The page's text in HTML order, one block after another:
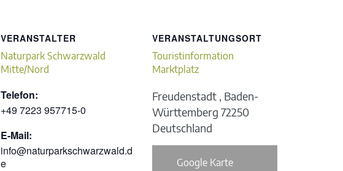
VERANSTALTER
Naturpark Schwarzwald
Mitte/Nord
Telefon:
+49 7223 957715-0
E-Mail:
info@naturparkschwarzwald.d
e
VERANSTALTUNGSORT
Touristinformation
Marktplatz
Freudenstadt Baden-
Württemberg 72250
Deutschland
Google Karte